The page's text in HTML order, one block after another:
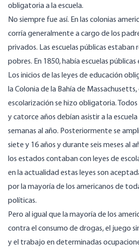
obligatoria a la escuela.
No siempre fue así. En las colonias
corría generalmente a cargo de los
privados. Las escuelas públicas estaban
pobres. En 1850, había escuelas
Los inicios de las leyes de educación
la Colonia de la Bahía de
escolarización se hizo obligatoria.
y catorce años debían asistir a la
semanas al año. Posteriormente se
siete y 16 años y durante seis meses al
los estados contaban con leyes de
en la actualidad estas leyes son
por la mayoría de los americanos de
políticas.
Pero al igual que la mayoría de los
contra el consumo de drogas, el juego
y el trabajo en determinadas